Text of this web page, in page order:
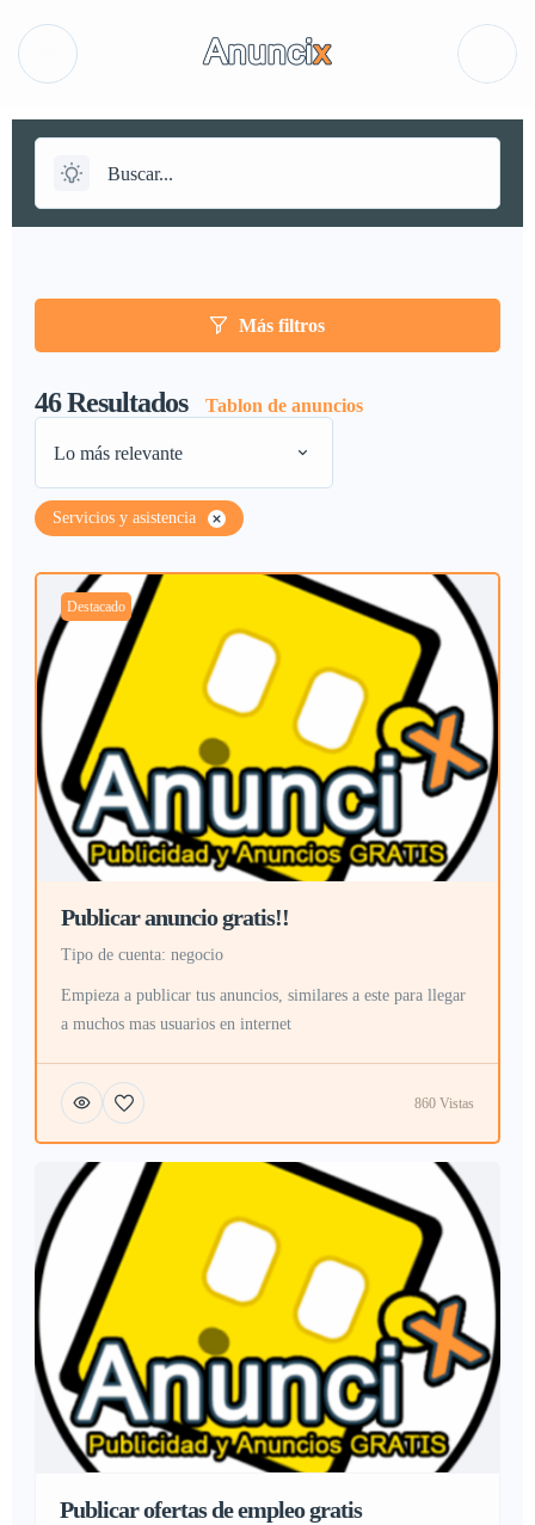
Más filtros
46Resultados Tablon de anuncios
Lo más relevante
Servicios y asistencia
Destacado
Publicar anuncio gratis!!
tipo de cuenta: negocio
Empieza a publicar tus anuncios, similares a este para llegar
a muchos mas usuarios en internet
860 Vistas
Publicar ofertas de empleo gratis